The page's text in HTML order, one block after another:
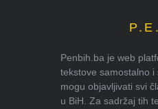
Penbih.ba je web
tekstove samostalno i
mogu objavljivati svi
u BiH. Za sadržaj tih